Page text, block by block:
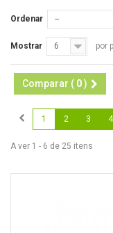
Ordenar --
Mostrar 6 por
Comparar ( 0)
1 2 3 4
A ver 1 - 6 de 25 itens